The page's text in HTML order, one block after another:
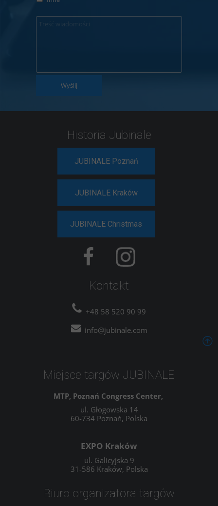
Wyślij
Historia Jubinale
Kontakt
+48 58 520 90 99
info@jubinale.com
Biuro organizatora targów
Miejsce targów JUBINALE
MTP, Poznań Congress Center,
ul. Głogowska 14
60-734 Poznań, Polska
EXPO Kraków
ul. Galicyjska 9
31-586 Kraków, Polska
JUBINALE Christmas
JUBINALE Poznań
JUBINALE Kraków